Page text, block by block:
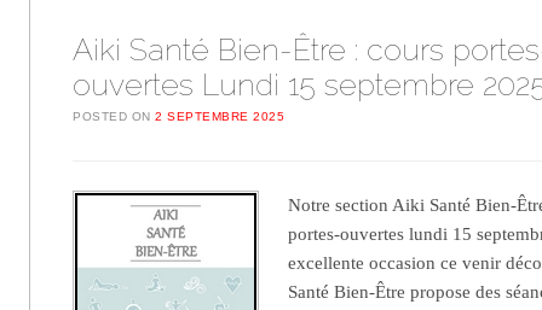
Aiki Santé Bien-Être : cours
ouvertes Lundi 15 septembre
POSTED ON2 SEPTEMBRE 2025
Notre section Aiki Santé Bien-
portes-ouvertes lundi 15
excellente occasion ce venir
Santé Bien-Être propose des